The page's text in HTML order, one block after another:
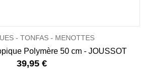
- TONFAS - MENOTTES
Polymère 50 cm - JOUSSOT
39,95 €